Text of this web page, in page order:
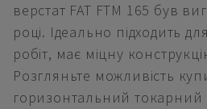
верстат FAT FTM 165 був
році. Ідеально підходить
робіт, має міцну
Розгляньте можливість
горизонтальний токарний